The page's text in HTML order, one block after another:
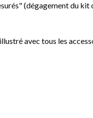
(dégagement du
avec tous les